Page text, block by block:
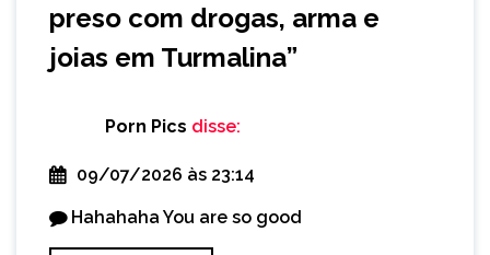
preso com drogas, arma e
joias em Turmalina”
Porn Pics disse:
09/07/2026 às 23:14
Hahahaha You are so good